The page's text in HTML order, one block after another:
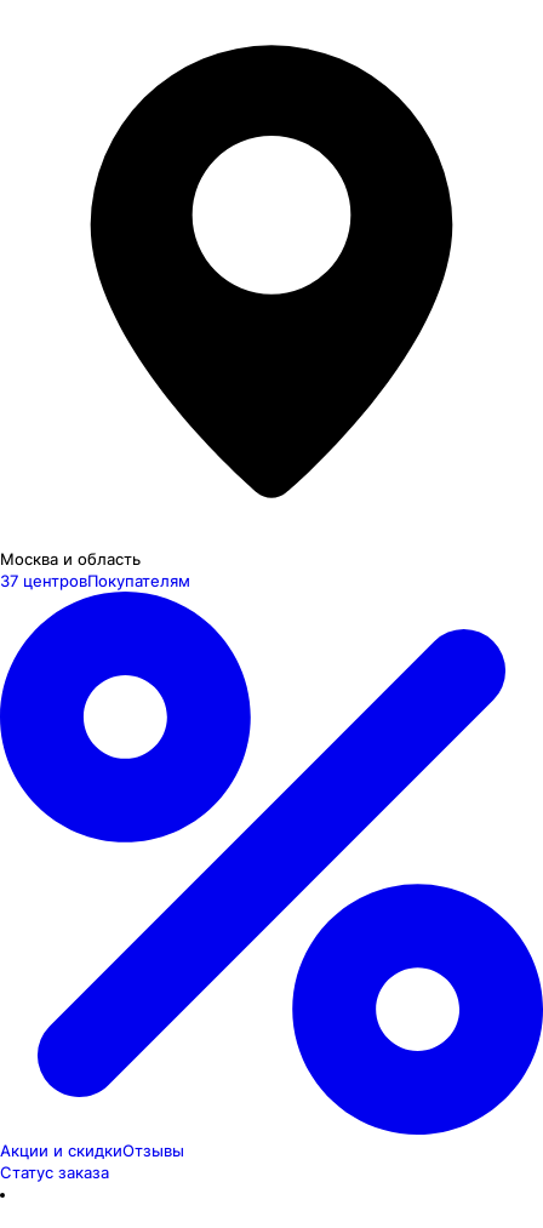
Москва и область
37 центровПокупателям
Акции и скидкиОтзывы
Статус заказа